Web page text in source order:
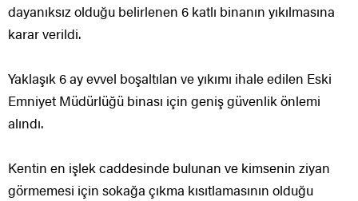
dayanıksız olduğu belirlenen 6 katlı binanın yıkılmasına
karar verildi.
Yaklaşık 6 ay evvel boşaltılan ve yıkımı ihale edilen Eski
Emniyet Müdürlüğü binası için geniş güvenlik önlemi
alındı.
Kentin en işlek caddesinde bulunan ve kimsenin ziyan
görmemesi için sokağa çıkma kısıtlamasının olduğu